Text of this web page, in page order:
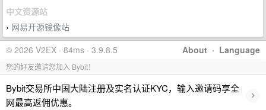
中文资源站
› 网易开源镜像站
About · Language
© 2026 V2EX · 84ms · 3.9.8.5
您的好友邀请您加入 Bybit！
Bybit交易所中国大陆注册及实名认证KYC，输入邀请码享全
网最高返佣优惠。
›